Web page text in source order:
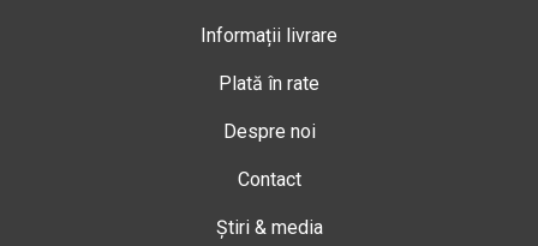
Informații livrare
Plată în rate
Despre noi
Contact
Știri & media